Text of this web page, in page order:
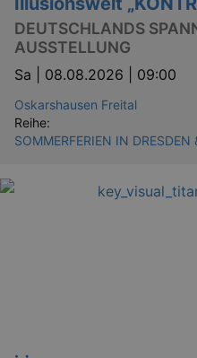
DEUTSCHLANDS
AUSSTELLUNG
Sa | 08.08.2026 | 09:00
Oskarshausen Freital
Reihe:
SOMMERFERIEN IN DRESDEN